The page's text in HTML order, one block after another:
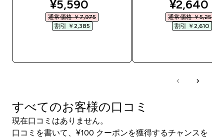
discounted price
¥5,590‎
通常価格 ￥7,975‎
割引 ￥2,385‎
¥2,640‎
通常価格 ￥5,250‎
割引 ￥2,610‎
すべてのお客様の口コミ
現在口コミはありません。
口コミを書いて、¥100 クーポンを獲得するチャンスを